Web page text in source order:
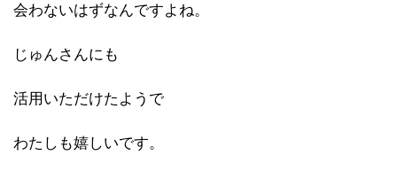
会わないはずなんですよね。
じゅんさんにも
活用いただけたようで
わたしも嬉しいです。